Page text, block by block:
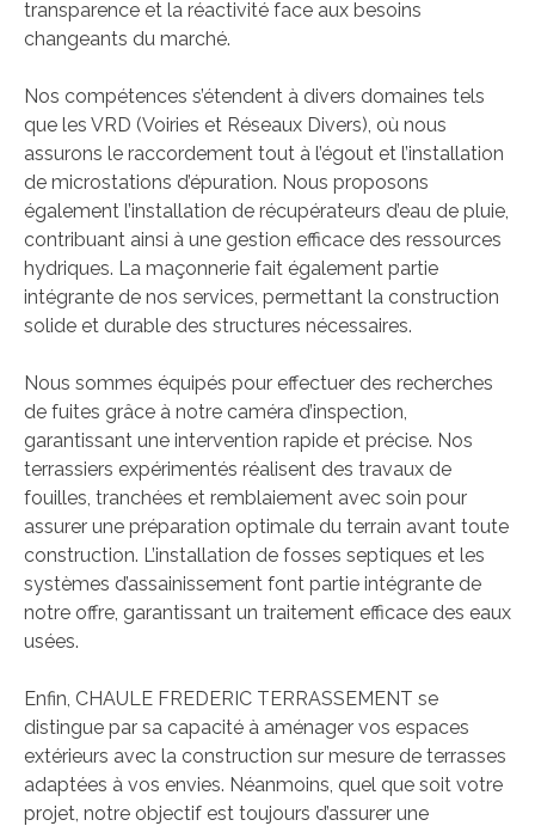
transparence et la réactivité face aux besoins
changeants du marché.
Nos compétences s’étendent à divers domaines tels
que les VRD (Voiries et Réseaux Divers), où nous
assurons le raccordement tout à l’égout et l’installation
de microstations d’épuration. Nous proposons
également l’installation de récupérateurs d’eau de pluie,
contribuant ainsi à une gestion efficace des ressources
hydriques. La maçonnerie fait également partie
intégrante de nos services, permettant la construction
solide et durable des structures nécessaires.
Nous sommes équipés pour effectuer des recherches
de fuites grâce à notre caméra d’inspection,
garantissant une intervention rapide et précise. Nos
terrassiers expérimentés réalisent des travaux de
fouilles, tranchées et remblaiement avec soin pour
assurer une préparation optimale du terrain avant toute
construction. L’installation de fosses septiques et les
systèmes d’assainissement font partie intégrante de
notre offre, garantissant un traitement efficace des eaux
usées.
Enfin, CHAULE FREDERIC TERRASSEMENT se
distingue par sa capacité à aménager vos espaces
extérieurs avec la construction sur mesure de terrasses
adaptées à vos envies. Néanmoins, quel que soit votre
projet, notre objectif est toujours d’assurer une